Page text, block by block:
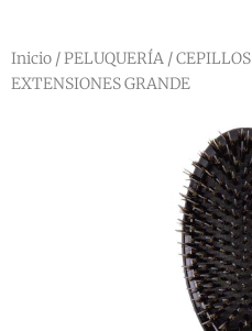
Inicio /PELUQUERÍA /CEPILLOS
EXTENSIONES GRANDE